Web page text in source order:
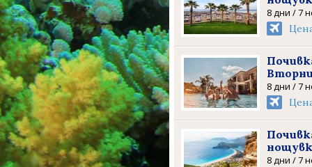
8 дни / 7
8 дни / 7
8 дни / 7